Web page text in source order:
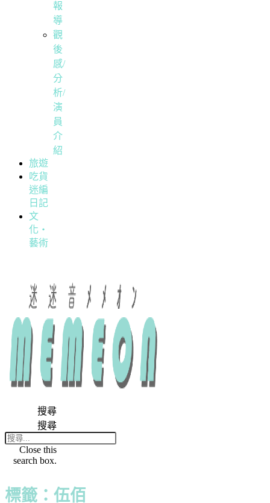
報
導
觀
後
感/
分
析/
演
員
介
紹
旅遊
吃貨
迷編
日記
文
化・
藝術
搜尋
搜尋
Close this
search box.
標籤：伍佰